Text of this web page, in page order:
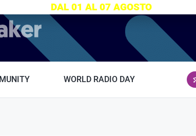
WORLD RADIO DAY
DAL 01 AL 07 AGOSTO